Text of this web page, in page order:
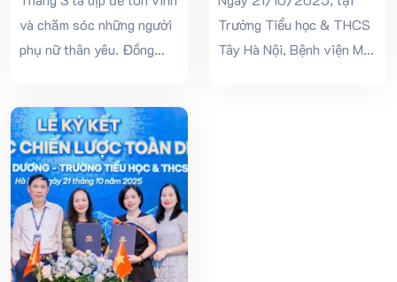
NGHĨA CHO PHÁI ĐẸP
và chăm sóc những người
phụ nữ thân yêu. Đồng
mắt Ánh Dương triển khai
chương trình ưu đãi đặc
biệt: “Mắt...
THCS Tây Hà Nội
Trường Tiểu học & THCS
Tây Hà Nội, Bệnh viện Mắt